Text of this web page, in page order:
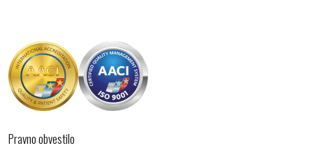
Pravno obvestilo